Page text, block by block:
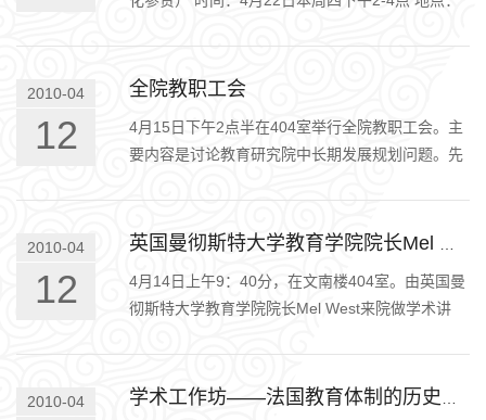
2010-04
12
全院教职工会
4月15日下午2点半在404室举行全院教职工会。主
要内容是讨论教育研究院中长期发展规划问题。先
2010-04
12
4月14日上午9：40分，在文南楼404室。由英国曼
彻斯特大学教育学院院长Mel West来院做学术讲
2010-04